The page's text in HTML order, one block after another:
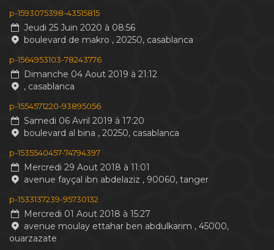
p-1593075398-43515815
Jeudi 25 Juin 2020 à 08:56
boulevard de makro , 20250, casablanca
p-1564953103-78243776
Dimanche 04 Aout 2019 à 21:12
, casablanca
p-1554571220-93895056
Samedi 06 Avril 2019 à 17:20
boulevard al bina , 20250, casablanca
p-1535540457-74794397
Mercredi 29 Aout 2018 à 11:01
avenue fayçal ibn abdelaziz , 90060, tanger
p-1533137239-95730132
Mercredi 01 Aout 2018 à 15:27
avenue moulay ettahar ben abdulkarim , 45000,
ouarzazate